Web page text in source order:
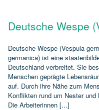
Deutsche Wespe
Deutsche Wespe (Vespula
germanica) ist eine
Deutschland verbreitet. Sie
Menschen geprägte
auf. Durch ihre Nähe zum
Konflikten rund um Nester
Die Arbeiterinnen [...]